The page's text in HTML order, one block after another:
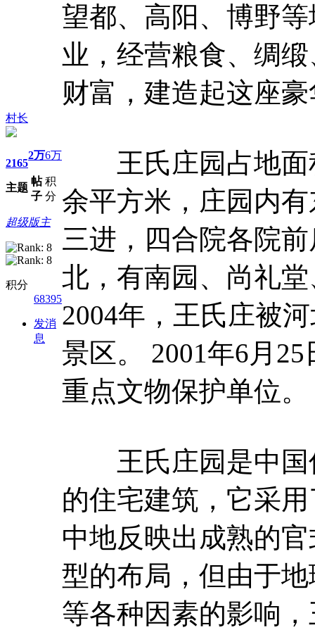
村长
2165
主题
2万
帖
子
6万
积
分
超级版主
积分
68395
发消
息
望都、高阳、博野
业，经营粮食、绸
财富，建造起这座
王氏庄园占地面
余平方米，庄园内
三进，四合院各院
北，有南园、尚礼
2004年，王氏庄被
景区。 2001年6月
重点文物保护单位。
王氏庄园是中国
的住宅建筑，它采
中地反映出成熟的
型的布局，但由于
等各种因素的影响